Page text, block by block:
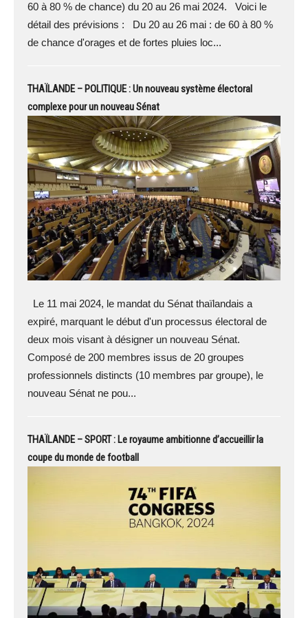
60 à 80 % de chance) du 20 au 26 mai 2024. Voici le
détail des prévisions : Du 20 au 26 mai : de 60 à 80 %
de chance d'orages et de fortes pluies loc...
THAÏLANDE – POLITIQUE : Un nouveau système électoral
complexe pour un nouveau Sénat
Le 11 mai 2024, le mandat du Sénat thaïlandais a
expiré, marquant le début d'un processus électoral de
deux mois visant à désigner un nouveau Sénat.
Composé de 200 membres issus de 20 groupes
professionnels distincts (10 membres par groupe), le
nouveau Sénat ne pou...
THAÏLANDE – SPORT : Le royaume ambitionne d’accueillir la
coupe du monde de football